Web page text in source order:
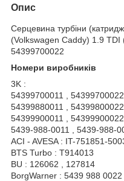
Опис
Серцевина турбіни
(Volkswagen Caddy) 1.9
54399700022
Номери виробників
3K :
54399700011 ,
54399880011 ,
54399900011 ,
5439-988-0011 , 5439-988-
ACI - AVESA : IT-751851-
BTS Turbo : T914013
BU : 126062 , 127814
BorgWarner : 5439 988 0022